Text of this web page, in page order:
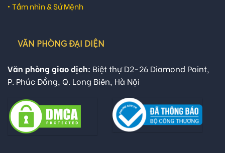
• Tầm nhìn & Sứ Mệnh
VĂN PHÒNG ĐẠI DIỆN
Văn phòng giao dịch: Biệt thự D2-26 Diamond Point,
P. Phúc Đồng, Q. Long Biên, Hà Nội